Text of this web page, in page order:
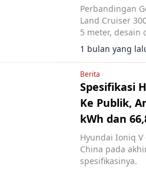
Perbandingan
Land Cruiser
5 meter, desain
pendekatan
Geely.
1 bulan yang
Berita
Spesifikasi
Ke Publik,
kWh dan
Hyundai Ioniq
China pada
spesifikasinya.